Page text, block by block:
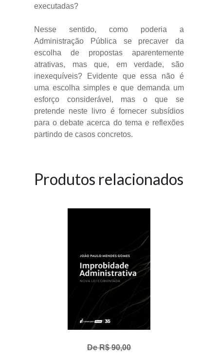
executadas?
Nesse sentido, como poderia a
Administração Pública se precaver da
escolha de propostas aparentemente
atrativas, mas que, em verdade, são
inexequíveis? Evidente que essa não é
uma escolha simples e que demanda um
esforço considerável, mas o que se
pretende neste livro é fornecer subsídios
para o debate acerca do tema e reflexões
partindo de casos concretos.
Produtos relacionados
De R$ 90,00